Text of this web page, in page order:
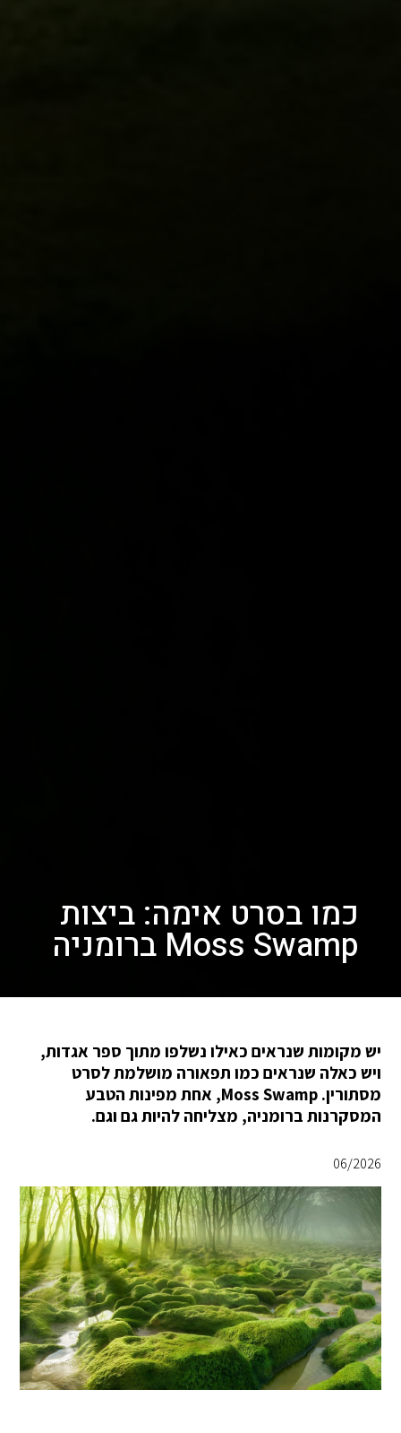
כמו בסרט אימה: ביצות
Moss Swamp ברומניה
יש מקומות שנראים כאילו נשלפו מתוך ספר אגדות,
ויש כאלה שנראים כמו תפאורה מושלמת לסרט
מסתורין. Moss Swamp, אחת מפינות הטבע
המסקרנות ברומניה, מצליחה להיות גם וגם.
06/2026